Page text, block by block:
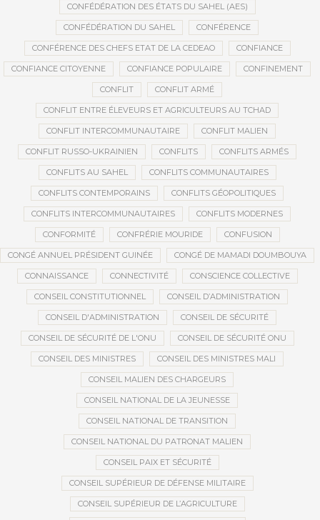
CONFÉDÉRATION DES ÉTATS DU SAHEL (AES)
CONFÉDÉRATION DU SAHEL CONFÉRENCE
CONFÉRENCE DES CHEFS ETAT DE LA CEDEAO CONFIANCE
CONFIANCE CITOYENNE CONFIANCE POPULAIRE CONFINEMENT
CONFLIT CONFLIT ARMÉ
CONFLIT ENTRE ÉLEVEURS ET AGRICULTEURS AU TCHAD
CONFLIT INTERCOMMUNAUTAIRE CONFLIT MALIEN
CONFLIT RUSSO-UKRAINIEN CONFLITS CONFLITS ARMÉS
CONFLITS AU SAHEL CONFLITS COMMUNAUTAIRES
CONFLITS CONTEMPORAINS CONFLITS GÉOPOLITIQUES
CONFLITS INTERCOMMUNAUTAIRES CONFLITS MODERNES
CONFORMITÉ CONFRÉRIE MOURIDE CONFUSION
CONGÉ ANNUEL PRÉSIDENT GUINÉE CONGÉ DE MAMADI DOUMBOUYA
CONNAISSANCE CONNECTIVITÉ CONSCIENCE COLLECTIVE
CONSEIL CONSTITUTIONNEL CONSEIL D’ADMINISTRATION
CONSEIL D'ADMINISTRATION CONSEIL DE SÉCURITÉ
CONSEIL DE SÉCURITÉ DE L'ONU CONSEIL DE SÉCURITÉ ONU
CONSEIL DES MINISTRES CONSEIL DES MINISTRES MALI
CONSEIL MALIEN DES CHARGEURS
CONSEIL NATIONAL DE LA JEUNESSE
CONSEIL NATIONAL DE TRANSITION
CONSEIL NATIONAL DU PATRONAT MALIEN
CONSEIL PAIX ET SÉCURITÉ
CONSEIL SUPÉRIEUR DE DÉFENSE MILITAIRE
CONSEIL SUPÉRIEUR DE L’AGRICULTURE